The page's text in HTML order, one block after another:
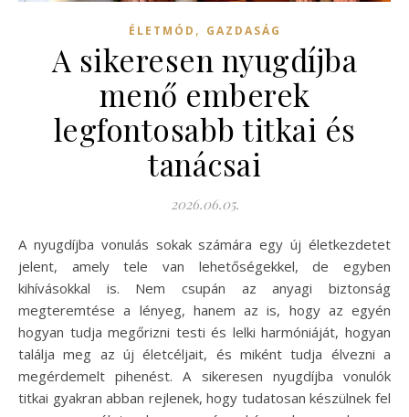
ÉLETMÓD , GAZDASÁG
A sikeresen nyugdíjba
menő emberek
legfontosabb titkai és
tanácsai
2026.06.05.
A nyugdíjba vonulás sokak számára egy új életkezdetet
jelent, amely tele van lehetőségekkel, de egyben
kihívásokkal is. Nem csupán az anyagi biztonság
megteremtése a lényeg, hanem az is, hogy az egyén
hogyan tudja megőrizni testi és lelki harmóniáját, hogyan
találja meg az új életcéljait, és miként tudja élvezni a
megérdemelt pihenést. A sikeresen nyugdíjba vonulók
titkai gyakran abban rejlenek, hogy tudatosan készülnek fel